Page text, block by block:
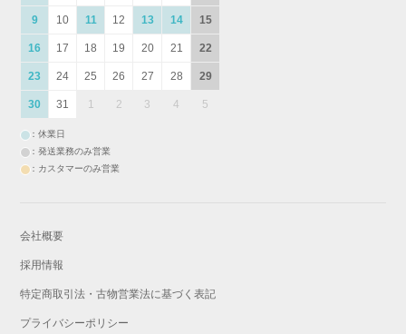
9 10 11 12 13 14 15
16 17 18 19 20 21 22
23 24 25 26 27 28 29
30 31 1 2 3 4 5
：休業日
：発送業務のみ営業
：カスタマーのみ営業
会社概要
採用情報
特定商取引法・古物営業法に基づく表記
プライバシーポリシー